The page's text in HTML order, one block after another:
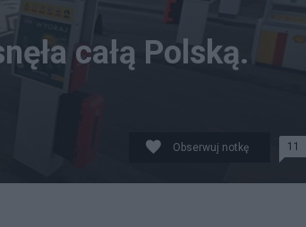
całą Polską.
Obserwuj notkę 11